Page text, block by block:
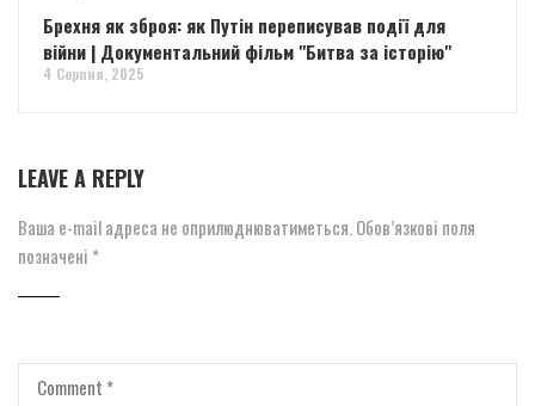
Брехня як зброя: як Путін переписував події для
війни | Документальний фільм "Битва за історію"
4 Серпня, 2025
LEAVE A REPLY
Ваша e-mail адреса не оприлюднюватиметься. Обов’язкові поля
позначені *